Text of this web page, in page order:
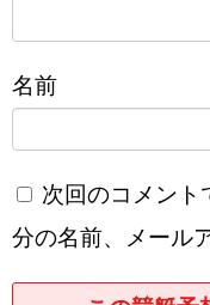
名前
次回のコメント
分の名前、メール